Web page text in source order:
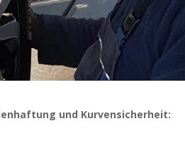
und Kurvensicherheit: